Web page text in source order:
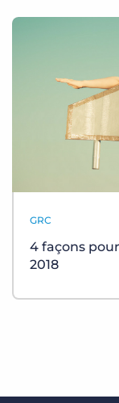
GRC
4 façons
2018